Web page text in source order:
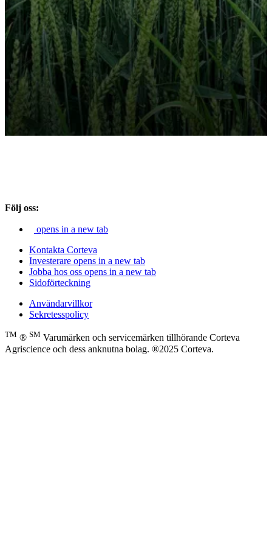
Följ oss:
opens in a new tab
Kontakta Corteva
Investerare opens in a new tab
Jobba hos oss opens in a new tab
Sidoförteckning
Användarvillkor
Sekretesspolicy
TM ® SM Varumärken och servicemärken tillhörande Corteva
Agriscience och dess anknutna bolag. ®2025 Corteva.